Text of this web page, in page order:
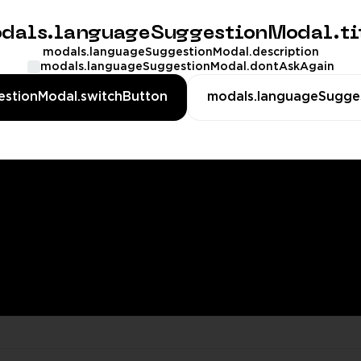
Classic
de nivel
SWTOR
Monedas Cartel,
Créditos,
Boosting
Albion
Recargas,
Cuentas
modals.languageSuggestionModal.description
modals.languageSuggestionModal.dontAskAgain